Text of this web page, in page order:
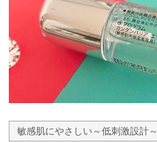
敏感肌にやさしい～低刺激設計～